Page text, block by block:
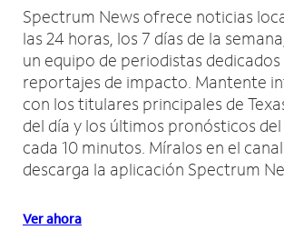
Spectrum News ofrece noticias
las 24 horas, los 7 días de la
un equipo de periodistas dedicados
reportajes de impacto. Mantente
con los titulares principales de
del día y los últimos pronósticos
cada 10 minutos. Míralos en el canal
descarga la aplicación Spectrum
Ver ahora